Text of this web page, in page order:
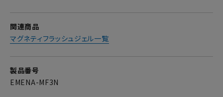
関連商品
マグネティフラッシュジェル一覧
製品番号
EMENA-MF3N